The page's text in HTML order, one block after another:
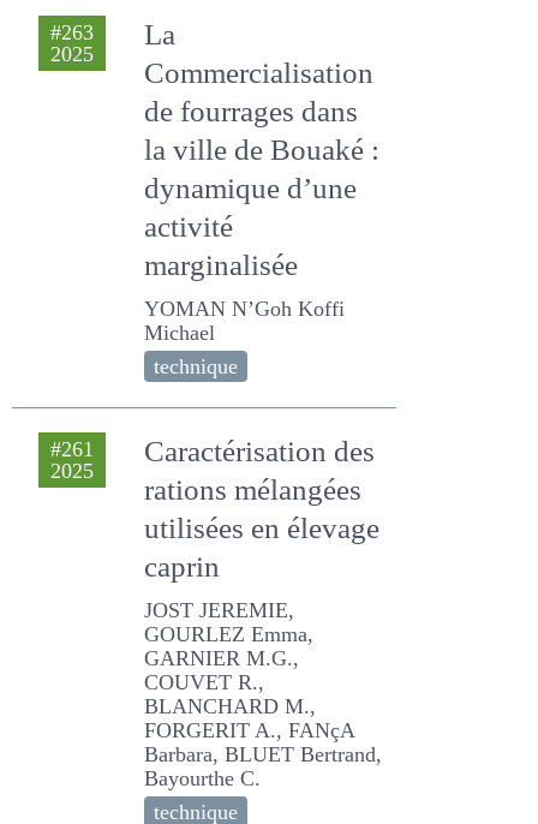
technique
La
Commercialisation
de fourrages dans
la ville de Bouaké :
dynamique d’une
activité
marginalisée
technique
Caractérisation
des rations
mélangées
utilisées en élevage
caprin
JOST JEREMIE, GOURLEZ
Emma, GARNIER M.G.,
COUVET R., BLANCHARD
M., FORGERIT A., FANçA